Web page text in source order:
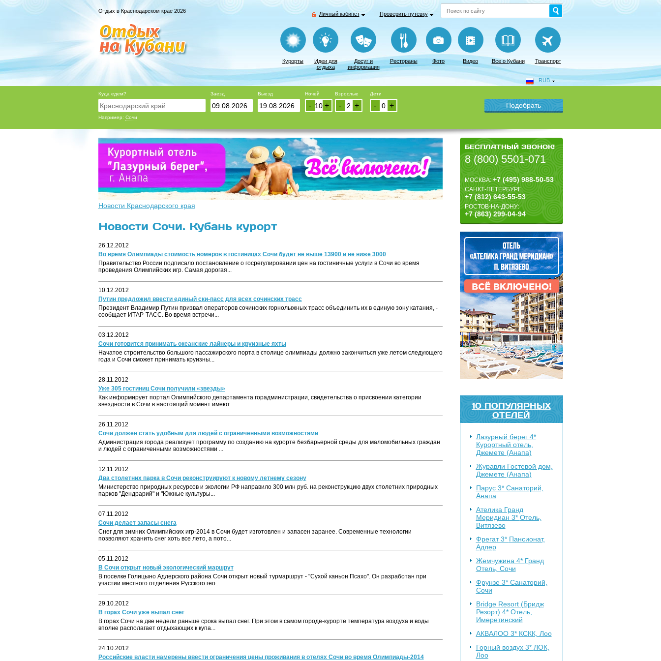
Отдых в Краснодарском крае 2026 Личный кабинет Проверить путевку
Курорты
Идеи для
отдыха
Досуг и
информация
Рестораны Фото Видео Все о Кубани Транспорт
RUB
Куда едем?
Например: Сочи
Заезд Выезд Ночей
+
-
Взрослые
+
-
Дети
+
-
БЕСПЛАТНЫЙ ЗВОНОК!
8 (800) 5501-071
МОСКВА:+7 (495) 988-50-53
САНКТ-ПЕТЕРБУРГ:
+7 (812) 643-55-53
РОСТОВ-НА-ДОНУ:
+7 (863) 299-04-94
10 ПОПУЛЯРНЫХ
ОТЕЛЕЙ
Лазурный берег 4*
Курортный отель,
Джемете (Анапа)
Журавли Гостевой дом,
Джемете (Анапа)
Парус 3* Санаторий,
Анапа
Ателика Гранд
Меридиан 3* Отель,
Витязево
Фрегат 3* Пансионат,
Адлер
Жемчужина 4* Гранд
Отель, Сочи
Фрунзе 3* Санаторий,
Сочи
Bridge Resort (Бридж
Резорт) 4* Отель,
Имеретинский
АКВАЛОО 3* КСКК, Лоо
Горный воздух 3* ЛОК,
Лоо
Новости Краснодарского края
Новости Сочи. Кубань курорт
26.12.2012
Во время Олимпиады стоимость номеров в гостиницах Сочи будет не выше 13900 и не ниже 3000
Правительство России подписало постановление о госрегулировании цен на гостиничные услуги в Сочи во время
проведения Олимпийских игр. Самая дорогая...
10.12.2012
Путин предложил ввести единый ски-пасс для всех сочинских трасс
Президент Владимир Путин призвал операторов сочинских горнолыжных трасс объединить их в единую зону катания, -
сообщает ИТАР-ТАСС. Во время встречи...
03.12.2012
Сочи готовится принимать океанские лайнеры и круизные яхты
Начатое строительство большого пассажирского порта в столице олимпиады должно закончиться уже летом следующего
года и Сочи сможет принимать круизны...
28.11.2012
Уже 305 гостиниц Сочи получили «звезды»
Как информирует портал Олимпийского департамента горадминистрации, свидетельства о присвоении категории
звездности в Сочи в настоящий момент имеют ...
26.11.2012
Сочи должен стать удобным для людей с ограниченными возможностями
Администрация города реализует программу по созданию на курорте безбарьерной среды для маломобильных граждан
и людей с ограниченными возможностями ...
12.11.2012
Два столетних парка в Сочи реконструируют к новому летнему сезону
Министерство природных ресурсов и экологии РФ направило 300 млн руб. на реконструкцию двух столетних природных
парков "Дендрарий" и "Южные культуры...
07.11.2012
Сочи делает запасы снега
Снег для зимних Олимпийских игр-2014 в Сочи будет изготовлен и запасен заранее. Современные технологии
позволяют хранить снег хоть все лето, а пото...
05.11.2012
В Сочи открыт новый экологический маршрут
В поселке Голицыно Адлерского района Сочи открыт новый турмаршрут - "Сухой каньон Псахо". Он разработан при
участии местного отделения Русского гео...
29.10.2012
В горах Сочи уже выпал снег
В горах Сочи на две недели раньше срока выпал снег. При этом в самом городе-курорте температура воздуха и воды
вполне располагает отдыхающих к купа...
24.10.2012
Российские власти намерены ввести ограничения цены проживания в отелях Сочи во время Олимпиады-2014